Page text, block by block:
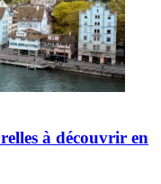
à découvrir en